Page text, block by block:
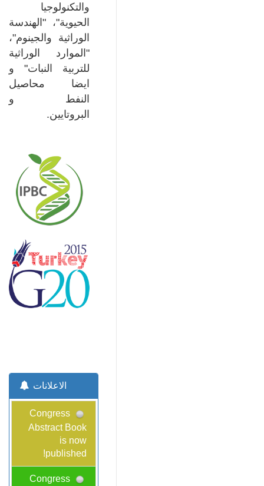
والتكنولوجيا
الحيوية"، "الهندسة
الوراثية والجينوم"،
"الموارد الوراثية
للتربية النبات" و
ايضا محاصيل
النفط و
البروتايين.
الاعلانات
Congress
Abstract Book
is now
published!
Congress